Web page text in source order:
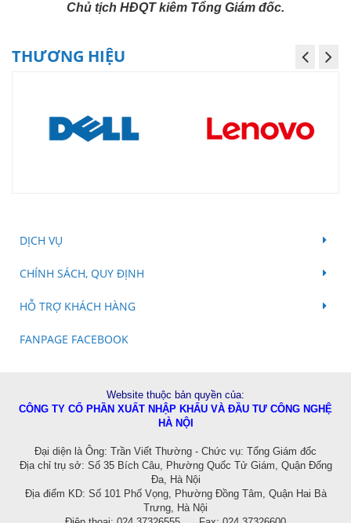
Chủ tịch HĐQT kiêm Tổng Giám đốc.
THƯƠNG HIỆU
DỊCH VỤ
CHÍNH SÁCH, QUY ĐỊNH
HỖ TRỢ KHÁCH HÀNG
FANPAGE FACEBOOK
Website thuộc bản quyền của:
CÔNG TY CỔ PHẦN XUẤT NHẬP KHẨU VÀ ĐẦU TƯ CÔNG NGHỆ
HÀ NỘI
Đại diện là Ông: Trần Viết Thường - Chức vụ: Tổng Giám đốc
Địa chỉ trụ sở: Số 35 Bích Câu, Phường Quốc Tử Giám, Quận Đống
Đa, Hà Nội
Địa điểm KD: Số 101 Phố Vọng, Phường Đồng Tâm, Quận Hai Bà
Trưng, Hà Nội